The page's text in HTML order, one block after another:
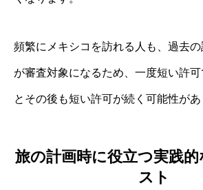
頻繁にメキシコを訪れる人も、過去
が審査対象になるため、一度短い許
とその後も短い許可が続く可能性があ
旅の計画時に役立つ実践
スト